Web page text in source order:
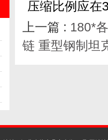
压缩比例应在
上一篇 : 180*
链 重型钢制坦